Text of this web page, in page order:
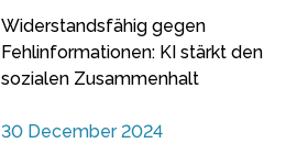
Widerstandsfähig gegen
Fehlinformationen: KI stärkt den
sozialen Zusammenhalt
30 December 2024